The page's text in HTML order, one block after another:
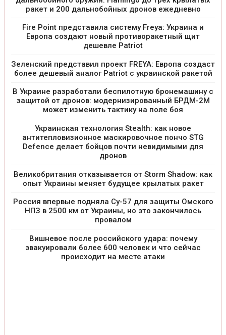
ракет и 200 дальнобойных дронов ежедневно
Fire Point представила систему Freya: Украина и
Европа создают новый противоракетный щит
дешевле Patriot
Зеленский представил проект FREYA: Европа создаст
более дешевый аналог Patriot с украинской ракетой
В Украине разработали беспилотную бронемашину с
защитой от дронов: модернизированный БРДМ-2М
может изменить тактику на поле боя
Украинская технология Stealth: как новое
антитепловизионное маскировочное пончо STG
Defence делает бойцов почти невидимыми для
дронов
Великобритания отказывается от Storm Shadow: как
опыт Украины меняет будущее крылатых ракет
Россия впервые подняла Су-57 для защиты Омского
НПЗ в 2500 км от Украины, но это закончилось
провалом
Вишневое после российского удара: почему
эвакуировали более 600 человек и что сейчас
происходит на месте атаки